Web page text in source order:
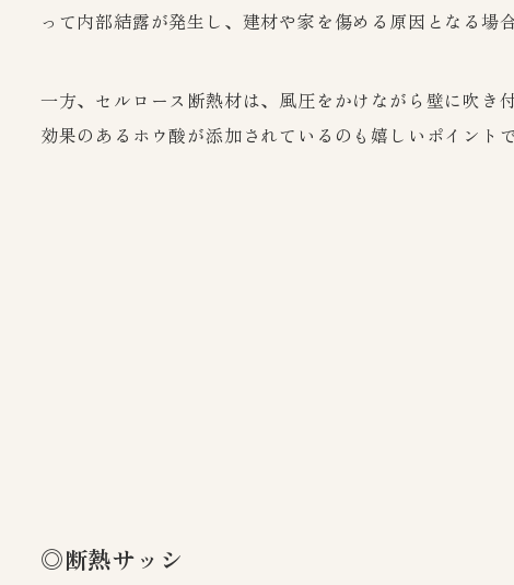
って内部結露が発生し、建材や家を傷める原因となる場
一方、セルロース断熱材は、風圧をかけながら壁に吹
効果のあるホウ酸が添加されているのも嬉しいポイントで
◎断熱サッシ